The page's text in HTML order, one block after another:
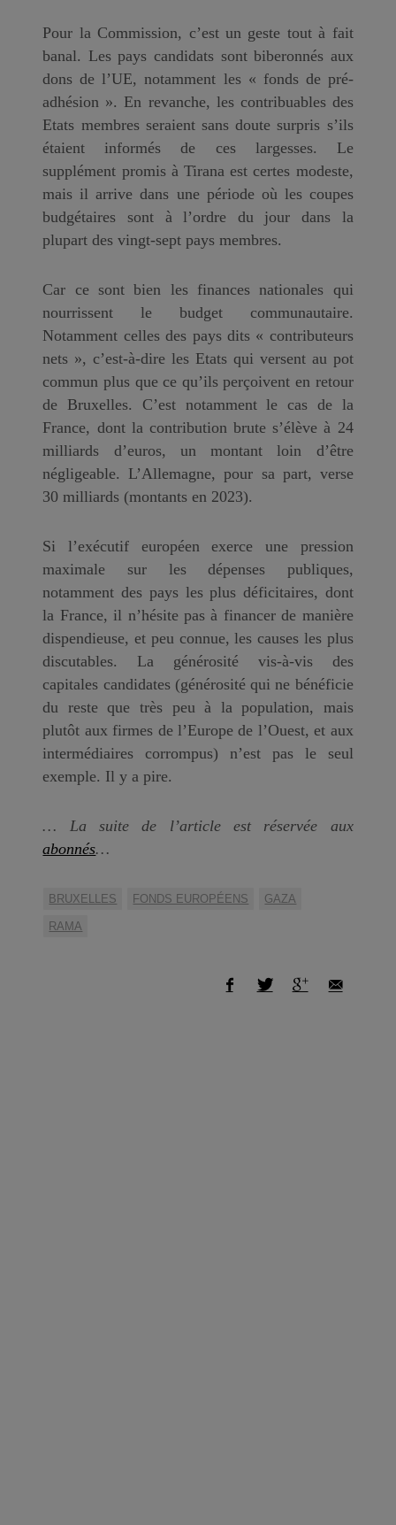
Pour la Commission, c’est un geste tout à fait
banal. Les pays candidats sont biberonnés aux
dons de l’UE, notamment les « fonds de pré-
adhésion ». En revanche, les contribuables des
Etats membres seraient sans doute surpris s’ils
étaient informés de ces largesses. Le
supplément promis à Tirana est certes modeste,
mais il arrive dans une période où les coupes
budgétaires sont à l’ordre du jour dans la
plupart des vingt-sept pays membres.
Car ce sont bien les finances nationales qui
nourrissent le budget communautaire.
Notamment celles des pays dits « contributeurs
nets », c’est-à-dire les Etats qui versent au pot
commun plus que ce qu’ils perçoivent en retour
de Bruxelles. C’est notamment le cas de la
France, dont la contribution brute s’élève à 24
milliards d’euros, un montant loin d’être
négligeable. L’Allemagne, pour sa part, verse
30 milliards (montants en 2023).
Si l’exécutif européen exerce une pression
maximale sur les dépenses publiques,
notamment des pays les plus déficitaires, dont
la France, il n’hésite pas à financer de manière
dispendieuse, et peu connue, les causes les plus
discutables. La générosité vis-à-vis des
capitales candidates (générosité qui ne bénéficie
du reste que très peu à la population, mais
plutôt aux firmes de l’Europe de l’Ouest, et aux
intermédiaires corrompus) n’est pas le seul
exemple. Il y a pire.
… La suite de l’article est réservée aux
abonnés…
BRUXELLES FONDS EUROPÉENS GAZA
RAMA